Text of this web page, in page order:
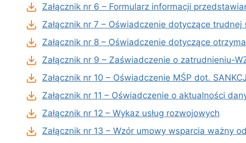
Załącznik nr 6 – Formularz informacji
Załącznik nr 7 – Oświadczenie dotyczące trudnej
Załącznik nr 8 – Oświadczenie dotyczące
Załącznik nr 9 – Zaświadczenie o zatrudnieniu-
Załącznik nr 10 – Oświadczenie MŚP dot.
Załącznik nr 11 – Oświadczenie o aktualności
Załącznik nr 12 – Wykaz usług rozwojowych
Załącznik nr 13 – Wzór umowy wsparcia ważny